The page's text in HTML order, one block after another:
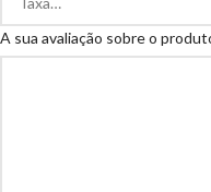
A sua avaliação sobre o